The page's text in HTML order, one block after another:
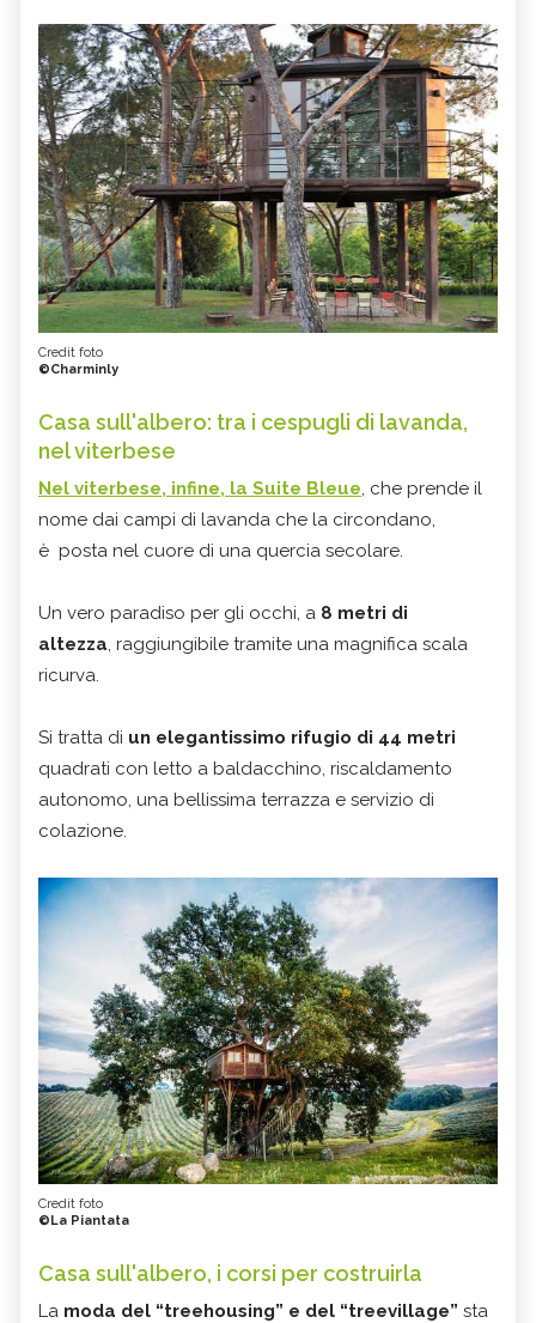
Credit foto
©Charminly
Casa sull'albero: tra i cespugli di lavanda,
nel viterbese
Nel viterbese, infine, la Suite Bleue, che prende il
nome dai campi di lavanda che la circondano,
è posta nel cuore di una quercia secolare.
Un vero paradiso per gli occhi, a 8 metri di
altezza, raggiungibile tramite una magnifica scala
ricurva.
Si tratta di un elegantissimo rifugio di 44 metri
quadrati con letto a baldacchino, riscaldamento
autonomo, una bellissima terrazza e servizio di
colazione.
Credit foto
©La Piantata
Casa sull'albero, i corsi per costruirla
La moda del “treehousing” e del “treevillage” sta